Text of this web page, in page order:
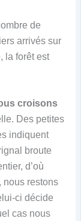
de
arrivés sur
la forêt est
croisons
Des petites
indiquent
broute
d’où
nous restons
ci décide
cas nous